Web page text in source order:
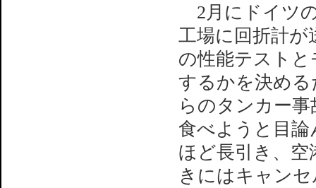
2月にドイツ
工場に回折計が
の性能テスト
するかを決め
らのタンカー
食べようと目
ほど長引き、
きにはキャン